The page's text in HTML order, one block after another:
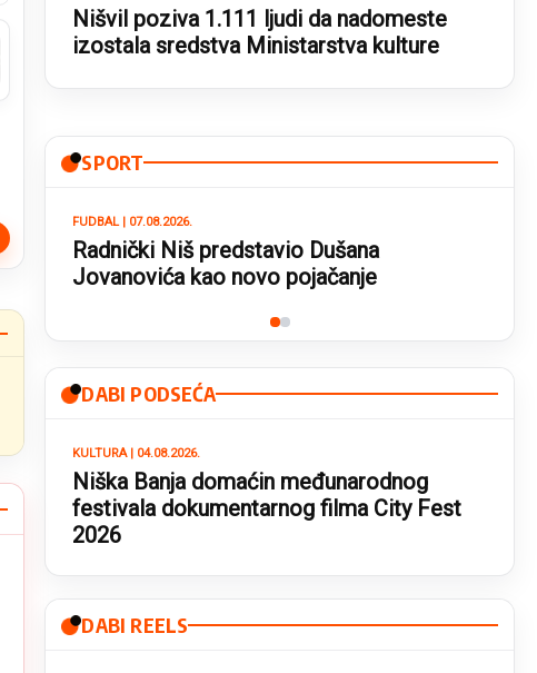
Nišvil poziva 1.111 ljudi da nadomeste
izostala sredstva Ministarstva kulture
SPORT
TENIS | 05.08.2026.
Naša Južnjakinja Anastasija Cvetković
osvojila evropsko zlato sa
DABI PODSEĆA
KULTURA | 04.08.2026.
Niška Banja domaćin međunarodnog
festivala dokumentarnog filma City Fest
2026
DABI REELS